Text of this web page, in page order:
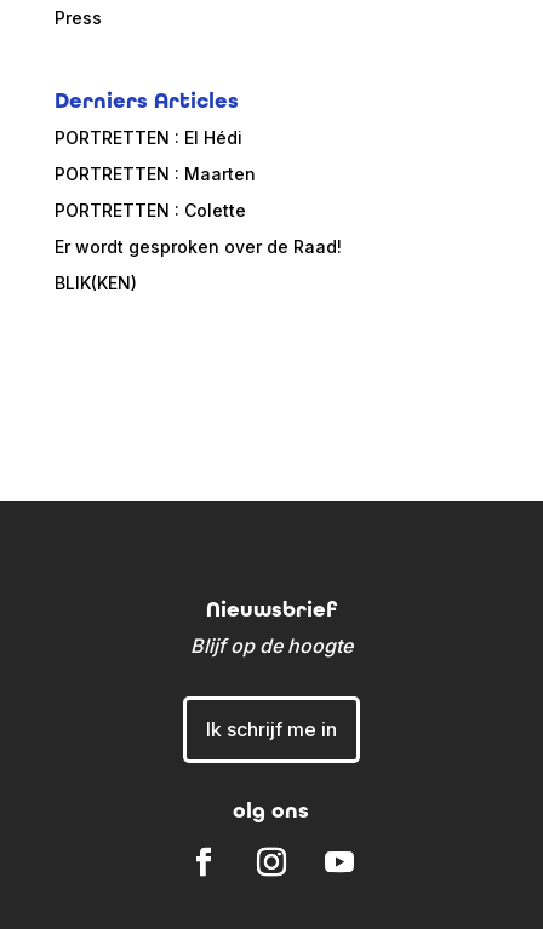
Press
Derniers Articles
PORTRETTEN : El Hédi
PORTRETTEN : Maarten
PORTRETTEN : Colette
Er wordt gesproken over de Raad!
BLIK(KEN)
Nieuwsbrief
Blijf op de hoogte
Ik schrijf me in
olg ons